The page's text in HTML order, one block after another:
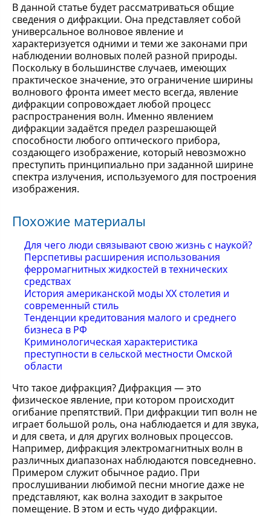
В данной статье будет рассматриваться общие
сведения о дифракции. Она представляет собой
универсальное волновое явление и
характеризуется одними и теми же законами при
наблюдении волновых полей разной природы.
Поскольку в большинстве случаев, имеющих
практическое значение, это ограничение ширины
волнового фронта имеет место всегда, явление
дифракции сопровождает любой процесс
распространения волн. Именно явлением
дифракции задаётся предел разрешающей
способности любого оптического прибора,
создающего изображение, который невозможно
преступить принципиально при заданной ширине
спектра излучения, используемого для построения
изображения.
Похожие материалы
Для чего люди связывают свою жизнь с наукой?
Перспетивы расширения использования
ферромагнитных жидкостей в технических
средствах
История американской моды XX столетия и
современный стиль
Тенденции кредитования малого и среднего
бизнеса в РФ
Криминологическая характеристика
преступности в сельской местности Омской
области
Что такое дифракция? Дифракция — это
физическое явление, при котором происходит
огибание препятствий. При дифракции тип волн не
играет большой роль, она наблюдается и для звука,
и для света, и для других волновых процессов.
Например, дифракция электромагнитных волн в
различных диапазонах наблюдаются повседневно.
Примером служит обычное радио. При
прослушивании любимой песни многие даже не
представляют, как волна заходит в закрытое
помещение. В этом и есть чудо дифракции.